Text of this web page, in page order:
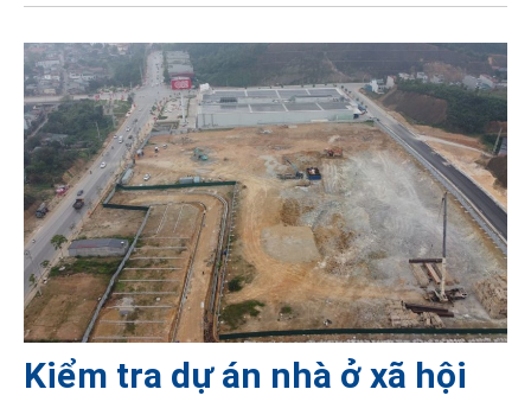
Kiểm tra dự án nhà ở xã hội